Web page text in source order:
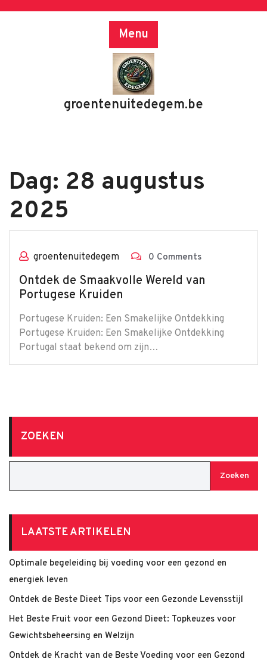
Menu
groentenuitedegem.be
Dag: 28 augustus
2025
groentenuitedegem 0 Comments
Ontdek de Smaakvolle Wereld van
Portugese Kruiden
Portugese Kruiden: Een Smakelijke Ontdekking
Portugese Kruiden: Een Smakelijke Ontdekking
Portugal staat bekend om zijn…
ZOEKEN
Zoeken
LAATSTE ARTIKELEN
Optimale begeleiding bij voeding voor een gezond en
energiek leven
Ontdek de Beste Dieet Tips voor een Gezonde Levensstijl
Het Beste Fruit voor een Gezond Dieet: Topkeuzes voor
Gewichtsbeheersing en Welzijn
Ontdek de Kracht van de Beste Voeding voor een Gezond